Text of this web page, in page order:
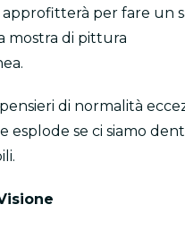
approfitterà per fare un
mostra di pittura
di normalità
esplode se ci siamo